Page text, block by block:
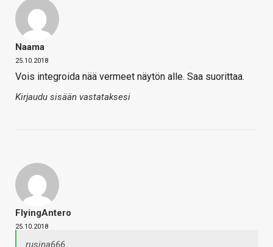
Naama
25.10.2018
Vois integroida nää vermeet näytön alle. Saa suorittaa.
Kirjaudu sisään vastataksesi
FlyingAntero
25.10.2018
rusina666